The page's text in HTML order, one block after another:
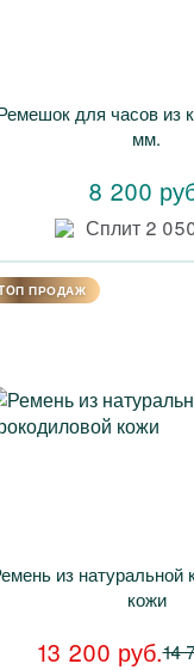
для часов из
мм.
8 200
Сплит 2
ПРОДАЖ
из натуральной
кожи
13 200 руб.14